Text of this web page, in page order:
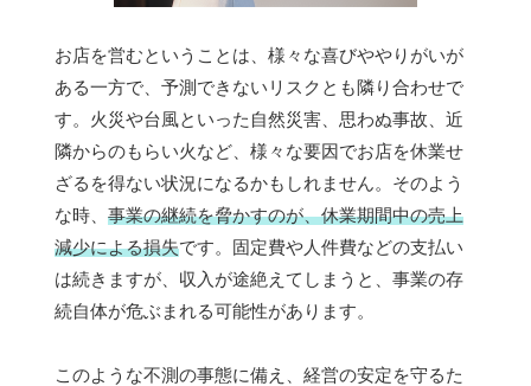
お店を営むということは、様々な喜びややりがいが
ある一方で、予測できないリスクとも隣り合わせで
す。火災や台風といった自然災害、思わぬ事故、近
隣からのもらい火など、様々な要因でお店を休業せ
ざるを得ない状況になるかもしれません。そのよう
な時、 事業の継続を脅かすのが、休業期間中の売上
減少による損失です。固定費や人件費などの支払い
は続きますが、収入が途絶えてしまうと、事業の存
続自体が危ぶまれる可能性があります。
このような不測の事態に備え、経営の安定を守るた